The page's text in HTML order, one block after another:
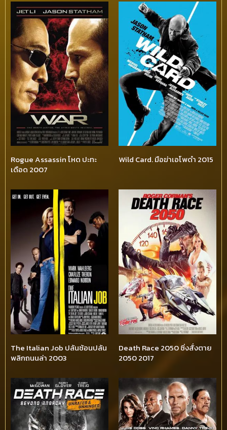
Rogue Assassin โหด ปะทะ
เดือด 2007
Wild Card. มือฆ่าเอโพดำ 2015
The Italian Job ปล้นซ้อนปล้น
พลิกถนนล่า 2003
Death Race 2050 ซิ่งสั่งตาย
2050 2017